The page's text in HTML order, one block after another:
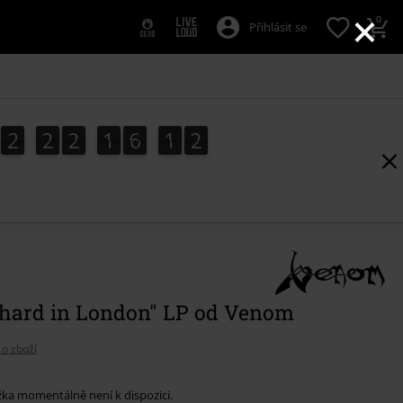
×
Přihlásit se 0
2
2 2
2 2
2 1
1 6
6 1
1 0
1
0
2
1
in London" LP od Venom
zboží
momentálně není k dispozici.